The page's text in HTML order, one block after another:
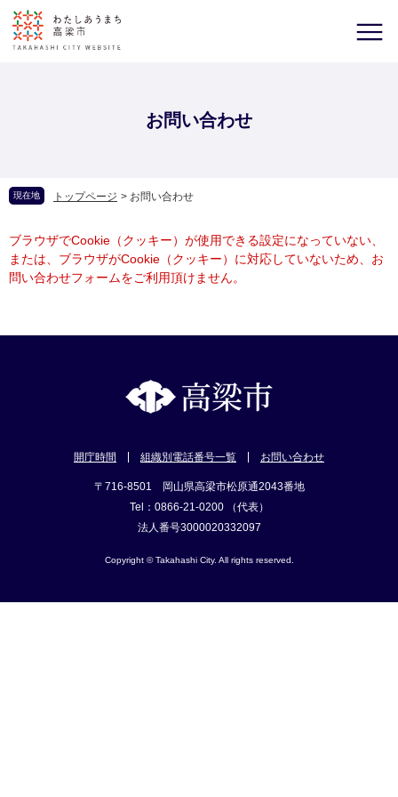
お問い合わせ
現在地 トップページ > お問い合わせ
ブラウザでCookie（クッキー）が使用できる設定になっていない、
または、ブラウザがCookie（クッキー）に対応していないため、お
問い合わせフォームをご利用頂けません。
開庁時間 組織別電話番号一覧 お問い合わせ
〒716-8501 岡山県高梁市松原通2043番地
Tel：0866-21-0200 （代表）
法人番号3000020332097
Copyright © Takahashi City. All rights reserved.